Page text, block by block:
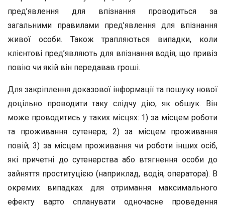
пред’явлення для впізнання проводиться за
загальними правилами пред’явлення для впізнання
живої особи. Також трапляються випадки, коли
клієнтові пред’являють для впізнання водія, що привіз
повію чи якій він передавав гроші.
Для закріплення доказової інформації та пошуку нової
доцільно проводити таку слідчу дію, як обшук. Він
може проводитись у таких місцях: 1) за місцем роботи
та проживання сутенера; 2) за місцем проживання
повій; 3) за місцем проживання чи роботи інших осіб,
які причетні до сутенерства або втягнення особи до
зайняття проституцією (наприклад, водія, оператора). В
окремих випадках для отримання максимального
ефекту варто спланувати одночасне проведення